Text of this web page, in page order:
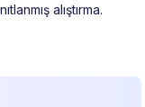
alıştırma.